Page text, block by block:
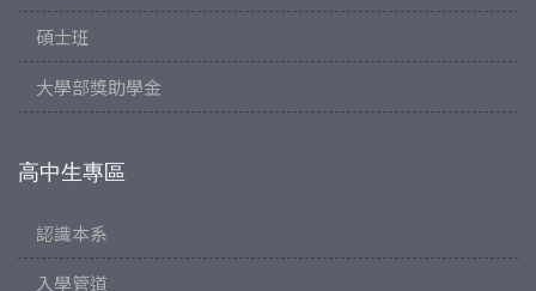
碩士班
大學部獎助學金
高中生專區
認識本系
入學管道